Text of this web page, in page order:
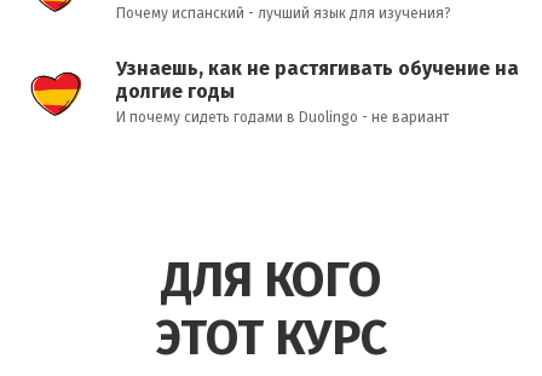
Почему испанский - лучший язык для изучения?
Узнаешь, как не растягивать обучение на
долгие годы
И почему сидеть годами в Duolingo - не вариант
ДЛЯ КОГО
ЭТОТ КУРС